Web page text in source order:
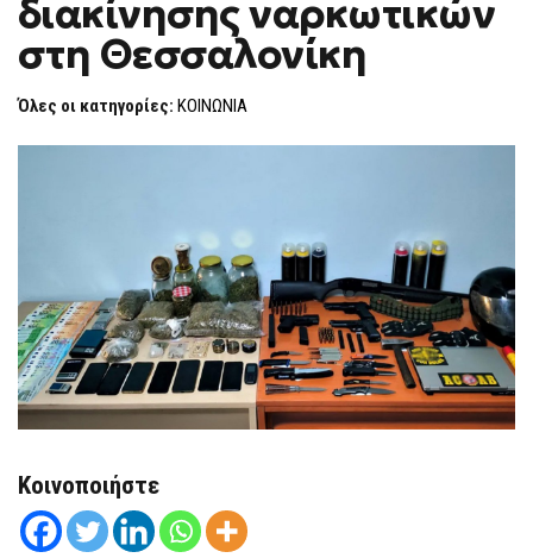
ΝΑΡΚΩΤΙΚΏΝ
ΣΤΗ
ΘΕΣΣΑΛΟΝΊΚΗ
διακίνησης ναρκωτικών
στη Θεσσαλονίκη
Όλες οι κατηγορίες: ΚΟΙΝΩΝΙΑ
Κοινοποιήστε